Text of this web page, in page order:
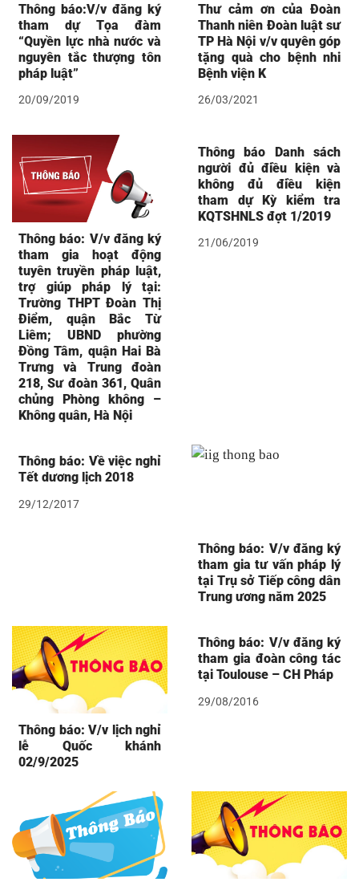
Thông báo:V/v đăng ký
tham dự Tọa đàm
“Quyền lực nhà nước và
nguyên tắc thượng tôn
pháp luật”
20/09/2019
Thư cảm ơn của Đoàn
Thanh niên Đoàn luật sư
TP Hà Nội v/v quyên góp
tặng quà cho bệnh nhi
Bệnh viện K
26/03/2021
Thông báo: V/v đăng ký
tham gia hoạt động
tuyên truyền pháp luật,
trợ giúp pháp lý tại:
Trường THPT Đoàn Thị
Điểm, quận Bắc Từ
Liêm; UBND phường
Đồng Tâm, quận Hai Bà
Trưng và Trung đoàn
218, Sư đoàn 361, Quân
chủng Phòng không –
Không quân, Hà Nội
Thông báo Danh sách
người đủ điều kiện và
không đủ điều kiện
tham dự Kỳ kiểm tra
KQTSHNLS đợt 1/2019
21/06/2019
Thông báo: Về việc nghỉ
Tết dương lịch 2018
29/12/2017
Thông báo: V/v đăng ký
tham gia tư vấn pháp lý
tại Trụ sở Tiếp công dân
Trung ương năm 2025
Thông báo: V/v lịch nghỉ
lễ Quốc khánh
02/9/2025
Thông báo: V/v đăng ký
tham gia đoàn công tác
tại Toulouse – CH Pháp
29/08/2016